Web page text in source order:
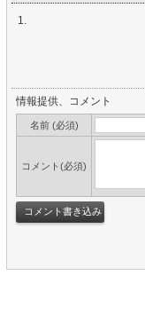
情報提供、コメント
名前 (必須)
コメント(必須)